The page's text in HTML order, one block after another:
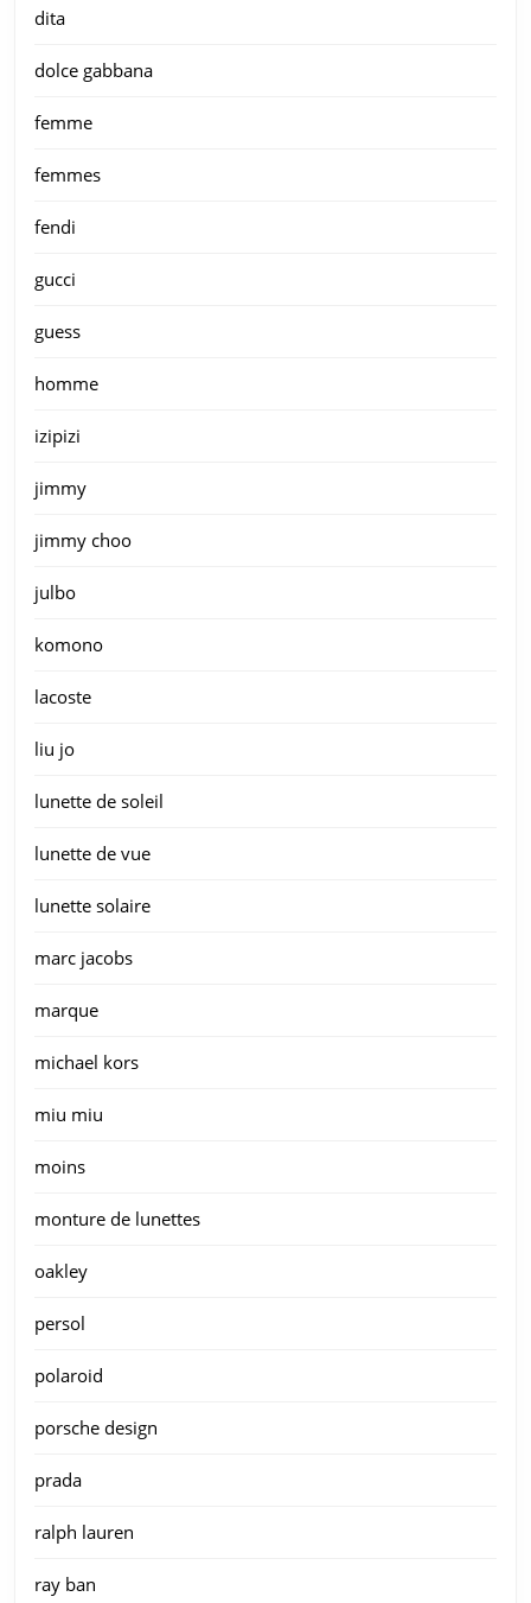
dita
dolce gabbana
femme
femmes
fendi
gucci
guess
homme
izipizi
jimmy
jimmy choo
julbo
komono
lacoste
liu jo
lunette de soleil
lunette de vue
lunette solaire
marc jacobs
marque
michael kors
miu miu
moins
monture de lunettes
oakley
persol
polaroid
porsche design
prada
ralph lauren
ray ban